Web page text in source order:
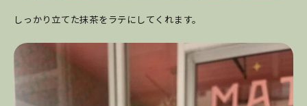
しっかり立てた抹茶をラテにしてくれます。